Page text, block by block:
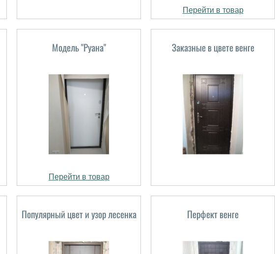
Перейти в товар
Модель "Руана"
Перейти в товар
Заказные в цвете венге
Популярный цвет и узор лесенка Перфект венге